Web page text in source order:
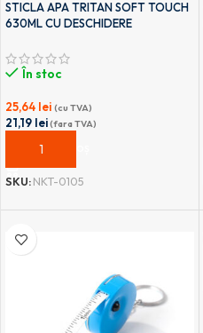
STICLA APA TRITAN SOFT TOUCH
630ML CU DESCHIDERE
T-0105 NOKI
În stoc
25,64 lei (cu TVA)
21,19 lei(fara TVA)
ADAUGĂ ÎN COȘ
SKU:NKT-0105